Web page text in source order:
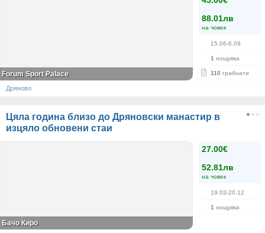
88.01лв
на човек
15.06-6.09
1 нощувка
110 грабнати
Forum Sport Palace
Дряново
Цяла година близо до Дряновски манастир в
изцяло обновени стаи
27.00€
52.81лв
на човек
19.03-20.12
1 нощувка
Бачо Киро